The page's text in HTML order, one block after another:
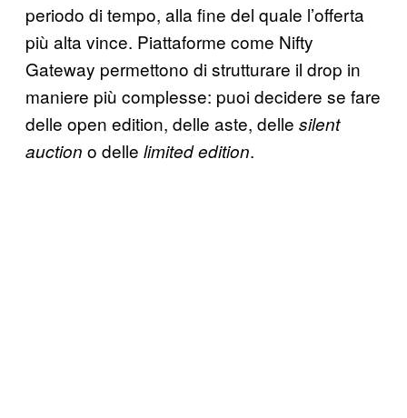
periodo di tempo, alla fine del quale l’offerta
più alta vince. Piattaforme come Nifty
Gateway permettono di strutturare il drop in
maniere più complesse: puoi decidere se fare
delle open edition, delle aste, delle silent
auction o delle limited edition.